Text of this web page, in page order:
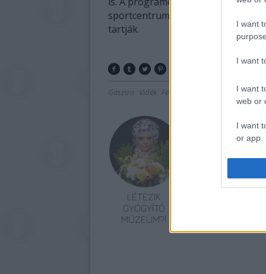
I want
I want
I want
web or
I want
or app.
I want
I want
sportcentrumában lévő, a
tartják.
Gasztro Vidék Fesztiválok
LÉTEZIK
GYÓGYÍTÓ
MÚZEUM?!